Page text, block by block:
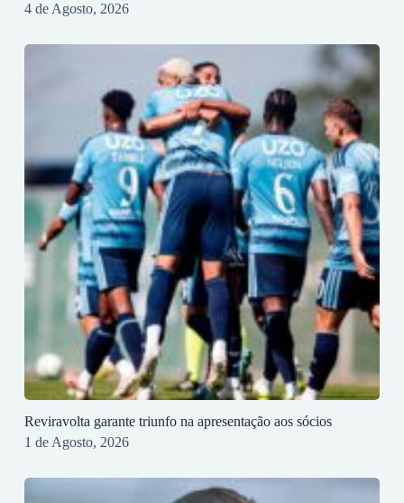
4 de Agosto, 2026
Reviravolta garante triunfo na apresentação aos sócios
1 de Agosto, 2026